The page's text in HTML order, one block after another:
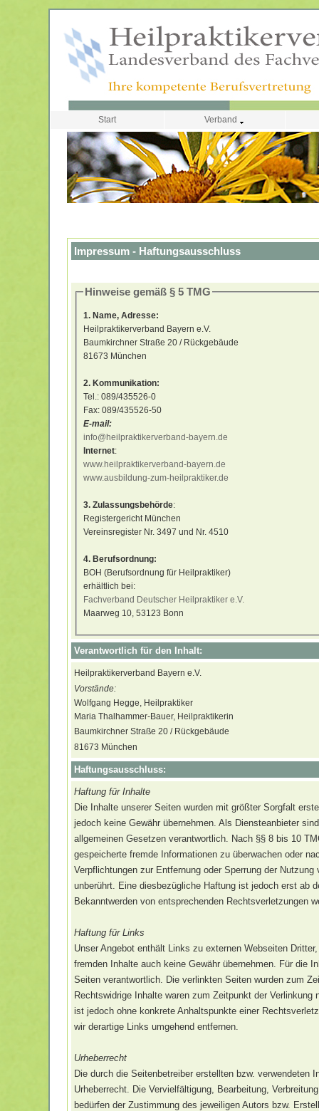
Start Verband
Impressum - Haftungsausschluss
Hinweise gemäß § 5 TMG
1. Name, Adresse:
Heilpraktikerverband Bayern e.V.
Baumkirchner Straße 20 / Rückgebäude
81673 München
2. Kommunikation:
Tel.: 089/435526-0
Fax: 089/435526-50
E-mail:
info@heilpraktikerverband-bayern.de
Internet:
www.heilpraktikerverband-bayern.de
www.ausbildung-zum-heilpraktiker.de
3. Zulassungsbehörde:
Registergericht München
Vereinsregister Nr. 3497 und Nr. 4510
4. Berufsordnung:
BOH (Berufsordnung für Heilpraktiker)
erhältlich bei:
Fachverband Deutscher Heilpraktiker e.V.
Maarweg 10, 53123 Bonn
Verantwortlich für den Inhalt:
Heilpraktikerverband Bayern e.V.
Vorstände:
Wolfgang Hegge, Heilpraktiker
Maria Thalhammer-Bauer, Heilpraktikerin
Baumkirchner Straße 20 / Rückgebäude
81673 München
Haftungsausschluss:
Haftung für Inhalte
Die Inhalte unserer Seiten wurden mit größter Sorgfalt
jedoch keine Gewähr übernehmen. Als Diensteanbieter
allgemeinen Gesetzen verantwortlich. Nach §§ 8 bis 10
gespeicherte fremde Informationen zu überwachen oder
Verpflichtungen zur Entfernung oder Sperrung der
unberührt. Eine diesbezügliche Haftung ist jedoch erst ab
Bekanntwerden von entsprechenden Rechtsverletzungen
Haftung für Links
Unser Angebot enthält Links zu externen Webseiten
fremden Inhalte auch keine Gewähr übernehmen. Für die
Seiten verantwortlich. Die verlinkten Seiten wurden zum
Rechtswidrige Inhalte waren zum Zeitpunkt der
ist jedoch ohne konkrete Anhaltspunkte einer
wir derartige Links umgehend entfernen.
Urheberrecht
Die durch die Seitenbetreiber erstellten bzw. verwendeten
Urheberrecht. Die Vervielfältigung, Bearbeitung,
bedürfen der Zustimmung des jeweiligen Autors bzw.